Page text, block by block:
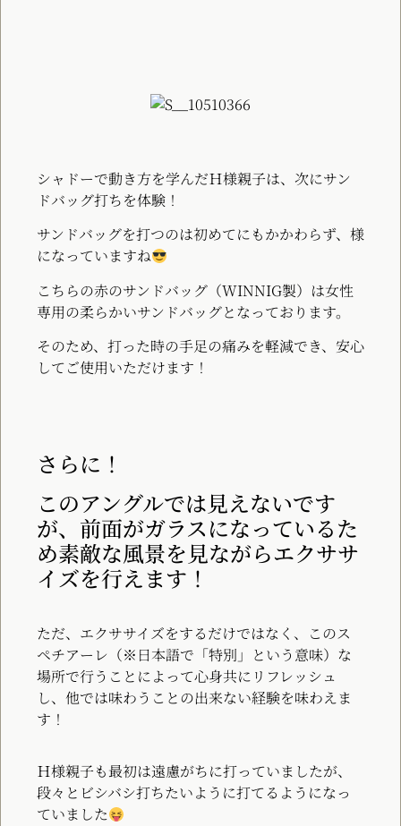
シャドーで動き方を学んだＨ様親子は、次にサン
ドバッグ打ちを体験！
サンドバッグを打つのは初めてにもかかわらず、様
になっていますね
こちらの赤のサンドバッグ（WINNIG製）は女性
専用の柔らかいサンドバッグとなっております。
そのため、打った時の手足の痛みを軽減でき、安心
してご使用いただけます！
さらに！
このアングルでは見えないです
が、前面がガラスになっているた
め素敵な風景を見ながらエクササ
イズを行えます！
ただ、エクササイズをするだけではなく、このス
ペチアーレ（※日本語で「特別」という意味）な
場所で行うことによって心身共にリフレッシュ
し、他では味わうことの出来ない経験を味わえま
す！
Ｈ様親子も最初は遠慮がちに打っていましたが、
段々とビシバシ打ちたいように打てるようになっ
ていました